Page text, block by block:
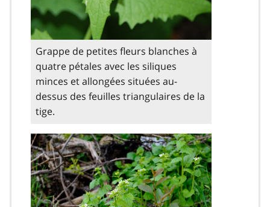
Grappe de petites fleurs blanches à
quatre pétales avec les siliques
minces et allongées situées au-
dessus des feuilles triangulaires de la
tige.